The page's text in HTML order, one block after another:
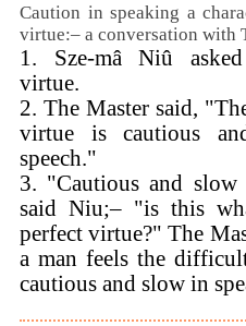
Caution in speaking a
virtue:– a conversation with
1. Sze-mâ Niû
virtue.
2. The Master said,
virtue is cautious
speech."
3. "Cautious and
said Niu;– "is this
perfect virtue?" The
a man feels the
cautious and slow in